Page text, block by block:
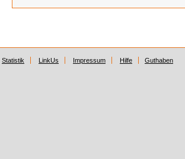
Statistik LinkUs Impressum Hilfe Guthaben